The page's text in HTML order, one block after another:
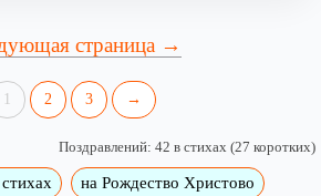
страница →
1 2 3 →
Поздравлений: 42 в стихах (27 коротких)
на Рождество Христово